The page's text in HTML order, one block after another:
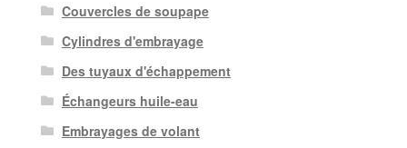
Couvercles de soupape
Cylindres d'embrayage
Des tuyaux d'échappement
Échangeurs huile-eau
Embrayages de volant